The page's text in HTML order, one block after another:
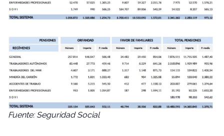
Fuente: Seguridad Social